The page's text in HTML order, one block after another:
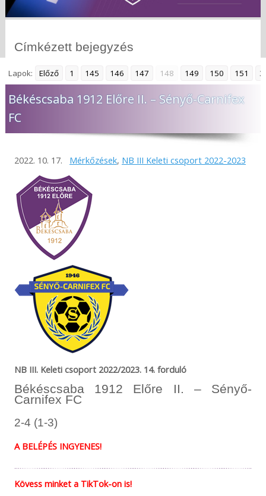
Címkézett bejegyzés
Lapok: Előző 1 145 146 147 148 149 150 151
Békéscsaba 1912 Előre II. – Sényő-Carnifex
FC
2022. 10. 17. Mérkőzések, NB III Keleti csoport 2022-2023
NB III. Keleti csoport 2022/2023. 14. forduló
Békéscsaba 1912 Előre II. – Sényő-
Carnifex FC
2-4 (1-3)
A BELÉPÉS INGYENES!
Kövess minket a TikTok-on is!